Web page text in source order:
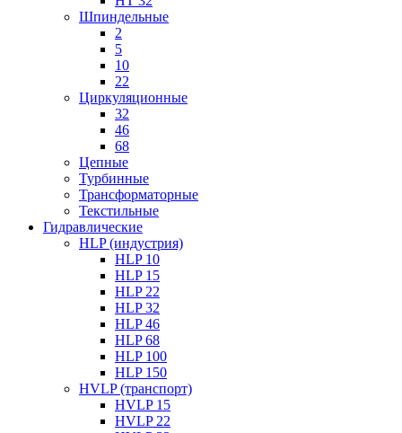
Шпиндельные
2
5
10
22
Циркуляционные
32
46
68
Цепные
Турбинные
Трансформаторные
Текстильные
Гидравлические
HLP (индустрия)
HLP 10
HLP 15
HLP 22
HLP 32
HLP 46
HLP 68
HLP 100
HLP 150
HVLP (транспорт)
HVLP 15
HVLP 22